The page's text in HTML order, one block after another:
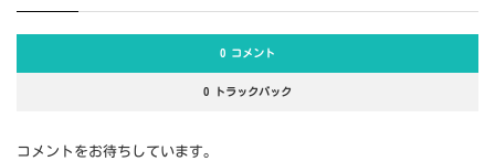
0 コメント
0 トラックバック
コメントをお待ちしています。